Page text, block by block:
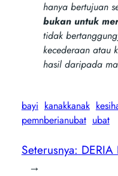
hanya bertujuan
bukan untuk
tidak
kecederaan atau
hasil daripada
bayi kanakkanak
pemnberianubat ubat
Seterusnya:
→